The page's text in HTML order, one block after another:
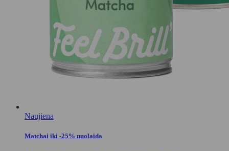
Naujiena
Matchai iki -25% nuolaida